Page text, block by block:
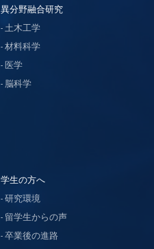
異分野融合研究
土木工学
材料科学
医学
脳科学
学生の方へ
研究環境
留学生からの声
卒業後の進路